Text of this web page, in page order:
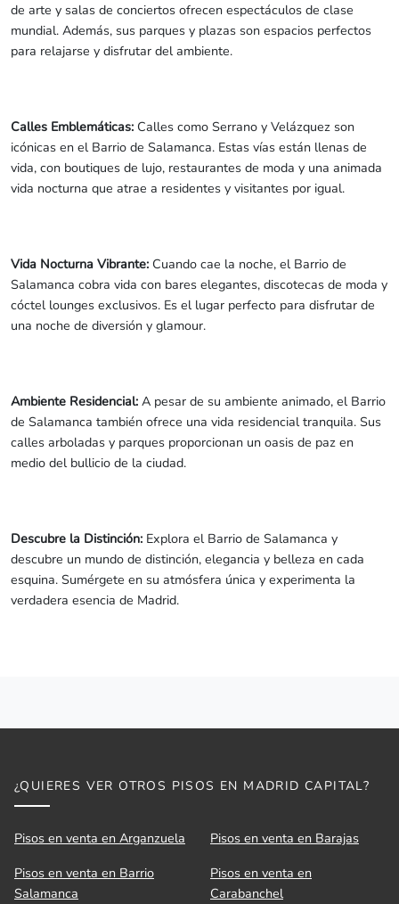
de arte y salas de conciertos ofrecen espectáculos de clase
mundial. Además, sus parques y plazas son espacios perfectos
para relajarse y disfrutar del ambiente.
Calles Emblemáticas: Calles como Serrano y Velázquez son
icónicas en el Barrio de Salamanca. Estas vías están llenas de
vida, con boutiques de lujo, restaurantes de moda y una animada
vida nocturna que atrae a residentes y visitantes por igual.
Vida Nocturna Vibrante: Cuando cae la noche, el Barrio de
Salamanca cobra vida con bares elegantes, discotecas de moda y
cóctel lounges exclusivos. Es el lugar perfecto para disfrutar de
una noche de diversión y glamour.
Ambiente Residencial: A pesar de su ambiente animado, el Barrio
de Salamanca también ofrece una vida residencial tranquila. Sus
calles arboladas y parques proporcionan un oasis de paz en
medio del bullicio de la ciudad.
Descubre la Distinción: Explora el Barrio de Salamanca y
descubre un mundo de distinción, elegancia y belleza en cada
esquina. Sumérgete en su atmósfera única y experimenta la
verdadera esencia de Madrid.
¿QUIERES VER OTROS PISOS EN MADRID CAPITAL?
Pisos en venta en Arganzuela
Pisos en venta en Barajas
Pisos en venta en Barrio
Salamanca
Pisos en venta en
Carabanchel